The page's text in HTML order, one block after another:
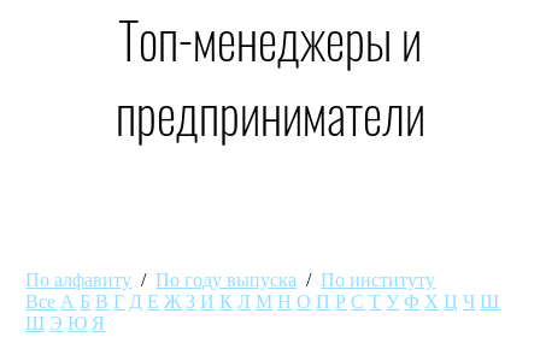
Топ-менеджеры и
предприниматели
По алфавиту /По году выпуска /По институту
Все А Б В Г Д Е Ж З И К Л М Н О П Р С Т У Ф Х Ц Ч Ш
Щ Э Ю Я